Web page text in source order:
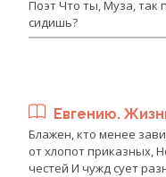
Поэт Что ты, Муза, так
сидишь?
Евгению.
Блажен, кто менее
от хлопот приказных,
честей И чужд сует